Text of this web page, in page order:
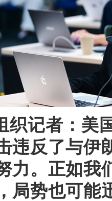
织记者：美
违反了与伊
力。正如我
局势也可能